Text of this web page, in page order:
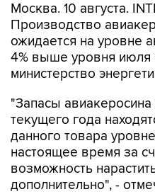
Москва. 10 августа.
Производство
ожидается на уровне
4% выше уровня июля
министерство
"Запасы авиакеросина
текущего года
данного товара
настоящее время за
возможность
дополнительно", -